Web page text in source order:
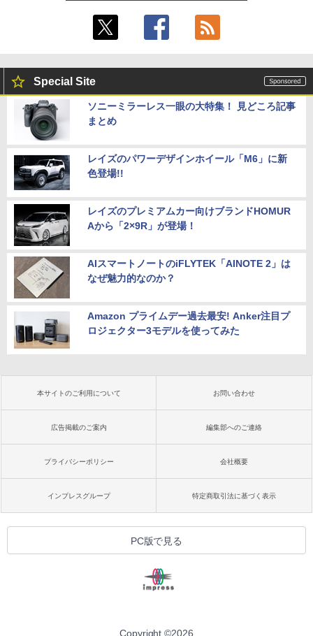
Special Site
ソニーミラーレス一眼の大特集！ 見どころ記事
まとめ
レイズのパワーデザインホイール「M6」に新
色登場!!
レイズのプレミアムカー向けブランドHOMUR
Aから「2×9R」が登場！
AIスマートノートのiFLYTEK「AINOTE 2」は
なぜ魅力的なのか？
Amazon プライムデー過去最安! Anker注目プ
ロジェクター3モデルを使ってみた
本サイトのご利用について お問い合わせ
広告掲載のご案内 編集部へのご連絡
プライバシーポリシー 会社概要
インプレスグループ 特定商取引法に基づく表示
PC版で見る
Copyright ©2026